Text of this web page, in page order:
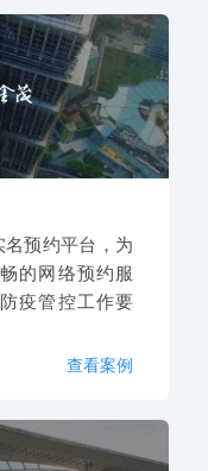
预约平台，为
的网络预约服
疫管控工作要
查看案例